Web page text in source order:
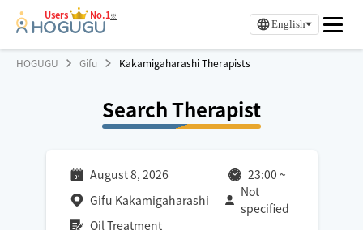
Users No.1※
English
HOGUGU Gifu Kakamigaharashi Therapists
Search Therapist
August 8, 2026 23:00 ~
Gifu Kakamigaharashi
Not
specified
Oil Treatment